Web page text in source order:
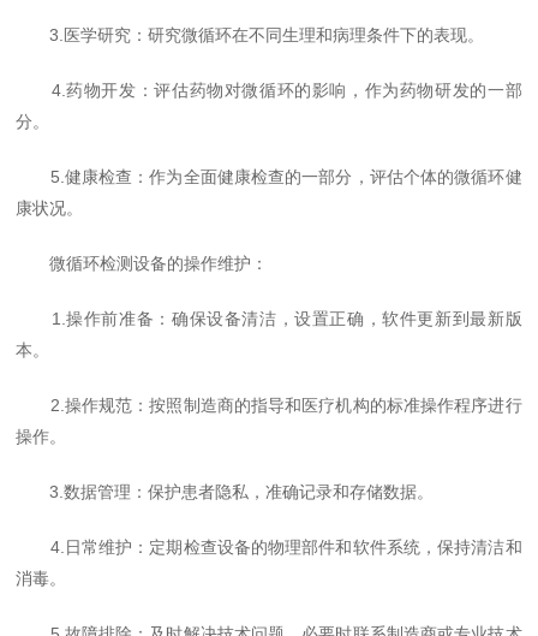
3.医学研究：研究微循环在不同生理和病理条件下的表现。
4.药物开发：评估药物对微循环的影响，作为药物研发的一部
分。
5.健康检查：作为全面健康检查的一部分，评估个体的微循环健
康状况。
微循环检测设备的操作维护：
1.操作前准备：确保设备清洁，设置正确，软件更新到最新版
本。
2.操作规范：按照制造商的指导和医疗机构的标准操作程序进行
操作。
3.数据管理：保护患者隐私，准确记录和存储数据。
4.日常维护：定期检查设备的物理部件和软件系统，保持清洁和
消毒。